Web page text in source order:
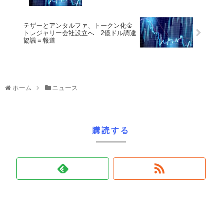
テザーとアンタルファ、トークン化金
トレジャリー会社設立へ 2億ドル調達
協議＝報道
ホーム ニュース
購読する